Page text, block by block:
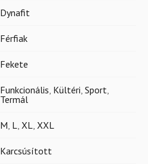
Dynafit
Férfiak
Fekete
Funkcionális, Kültéri, Sport,
Termál
M, L, XL, XXL
Karcsúsított